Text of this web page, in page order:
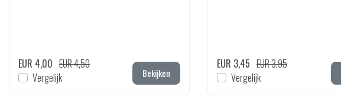
EUR 4,00 EUR 4,50
Vergelijk
Bekijken
EUR 3,45 EUR 3,95
Vergelijk